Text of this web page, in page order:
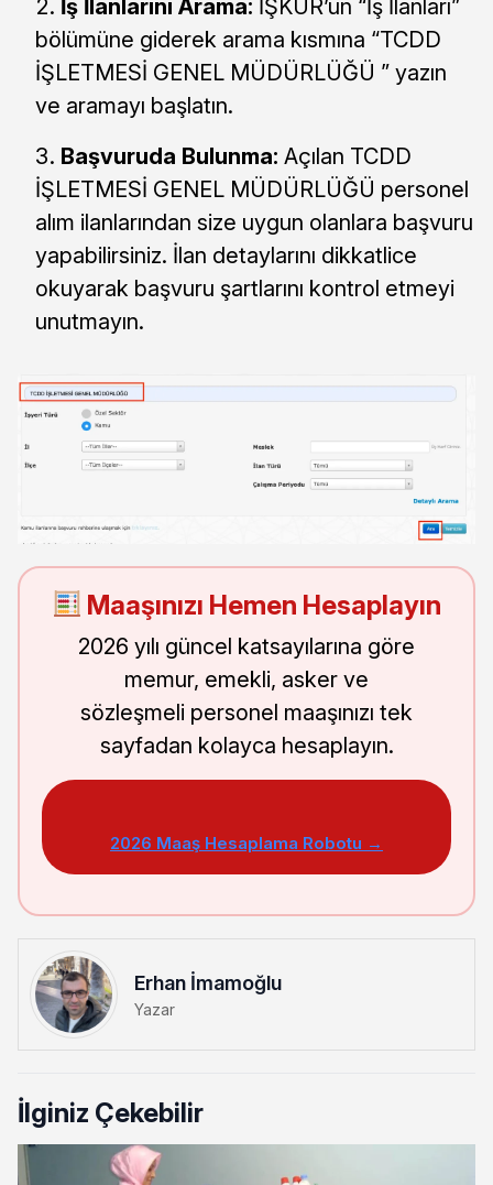
İş İlanlarını Arama: İŞKUR’un “İş İlanları”
bölümüne giderek arama kısmına “TCDD
İŞLETMESİ GENEL MÜDÜRLÜĞÜ ” yazın
ve aramayı başlatın.
Başvuruda Bulunma: Açılan TCDD
İŞLETMESİ GENEL MÜDÜRLÜĞÜ personel
alım ilanlarından size uygun olanlara başvuru
yapabilirsiniz. İlan detaylarını dikkatlice
okuyarak başvuru şartlarını kontrol etmeyi
unutmayın.
Maaşınızı Hemen Hesaplayın
2026 yılı güncel katsayılarına göre
memur, emekli, asker ve
sözleşmeli personel maaşınızı tek
sayfadan kolayca hesaplayın.
2026 Maaş Hesaplama Robotu →
Erhan İmamoğlu
Yazar
İlginiz Çekebilir